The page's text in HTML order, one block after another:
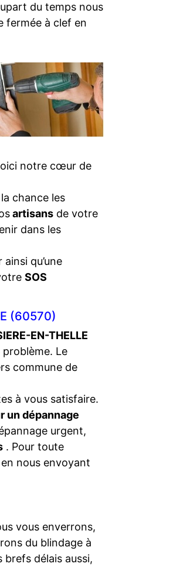
du temps nous
fermée à clef en
notre cœur de
chance les
artisans de votre
dans les
qu’une
SOS
(60570)
EN-THELLE
problème. Le
commune de
à vous satisfaire.
un dépannage
urgent,
. Pour toute
nous envoyant
vous enverrons,
du blindage à
délais aussi,